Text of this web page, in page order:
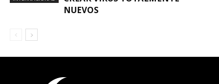
NUEVOS